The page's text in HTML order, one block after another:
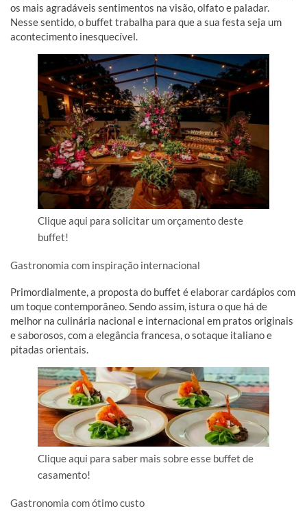
os mais agradáveis sentimentos na visão, olfato e paladar.
Nesse sentido, o buffet trabalha para que a sua festa seja um
acontecimento inesquecível.
Clique aqui para solicitar um orçamento deste
buffet!
Gastronomia com inspiração internacional
Primordialmente, a proposta do buffet é elaborar cardápios com
um toque contemporâneo. Sendo assim, istura o que há de
melhor na culinária nacional e internacional em pratos originais
e saborosos, com a elegância francesa, o sotaque italiano e
pitadas orientais.
Clique aqui para saber mais sobre esse buffet de
casamento!
Gastronomia com ótimo custo